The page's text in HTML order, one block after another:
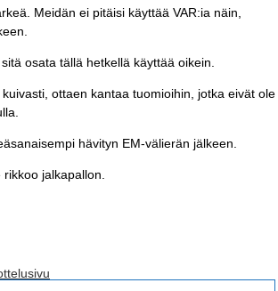
Meidän ei pitäisi käyttää VAR:ia näin,
osata tällä hetkellä käyttää oikein.
ottaen kantaa tuomioihin, jotka eivät ole
hävityn EM-välierän jälkeen.
jalkapallon.